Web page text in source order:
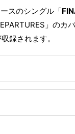
スのシングル「
」のカ
録されます。